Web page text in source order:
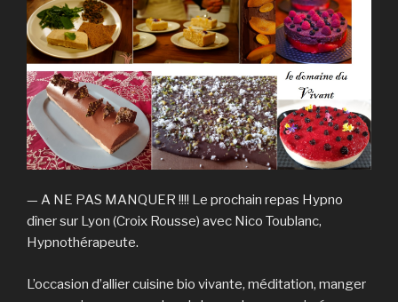
— A NE PAS MANQUER !!!! Le prochain repas Hypno
dîner sur Lyon (Croix Rousse) avec Nico Toublanc,
Hypnothérapeute.
L’occasion d’allier cuisine bio vivante, méditation, manger